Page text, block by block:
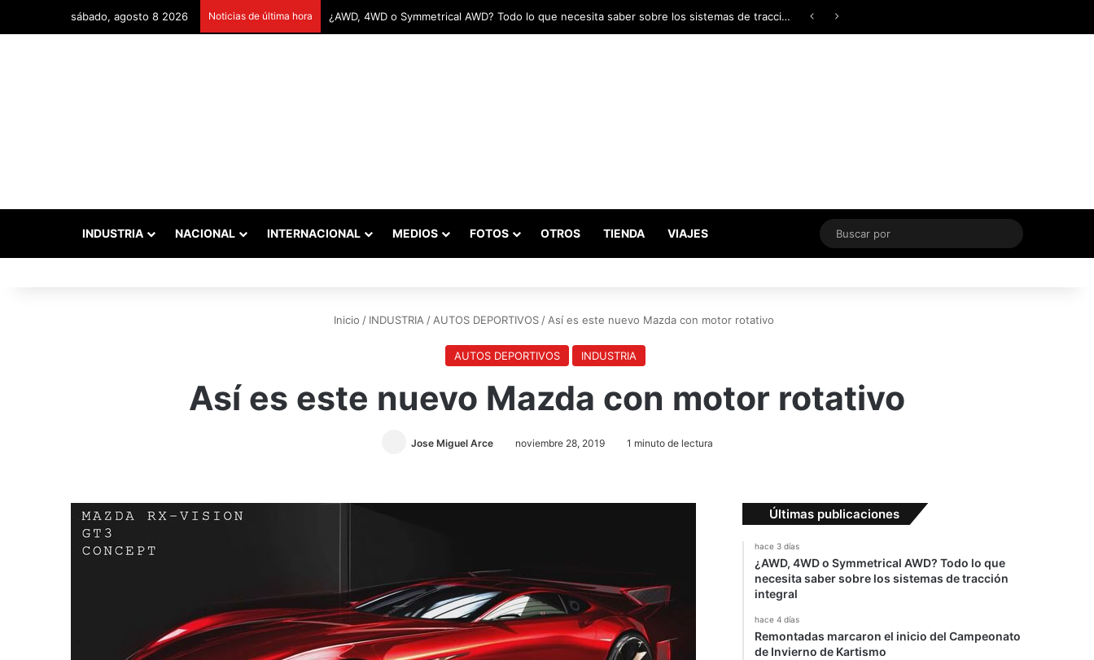
sábado, agosto 8 2026 Noticias de última hora Remontadas marcaron el inicio del Campeonato de Invierno de Kartismo
INDUSTRIA NACIONAL INTERNACIONAL MEDIOS FOTOS OTROS TIENDA VIAJES
Buscar
por
Inicio / INDUSTRIA / AUTOS DEPORTIVOS / Así es este nuevo Mazda con motor rotativo
AUTOS DEPORTIVOS INDUSTRIA
Así es este nuevo Mazda con motor rotativo
Jose Miguel Arce noviembre 28, 2019 1 minuto de lectura
Últimas publicaciones
hace 3 días
¿AWD, 4WD o Symmetrical AWD? Todo lo que
necesita saber sobre los sistemas de tracción
integral
hace 4 días
Remontadas marcaron el inicio del Campeonato
de Invierno de Kartismo